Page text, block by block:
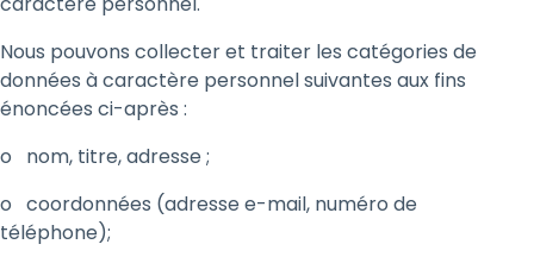
Nous pouvons collecter et traiter les catégories de
données à caractère personnel suivantes aux fins
énoncées ci-après :
o nom, titre, adresse ;
o coordonnées (adresse e-mail, numéro de
téléphone);